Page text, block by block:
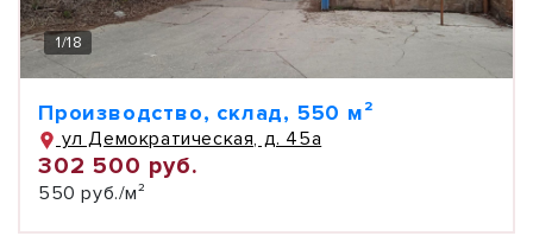
1/18
Производство, склад, 550 м²
ул Демократическая, д. 45а
302 500 руб.
550 руб./м²